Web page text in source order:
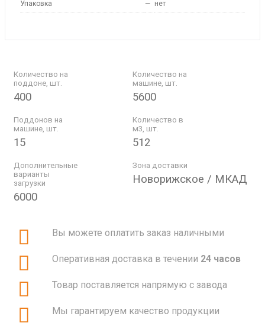
Упаковка — нет
Количество на
поддоне, шт.
400
Количество на
машине, шт.
5600
Поддонов на
машине, шт.
15
Количество в
м3, шт.
512
Дополнительные
варианты
загрузки
6000
Зона доставки
Новорижское / МКАД
Вы можете оплатить заказ наличными
Оперативная доставка в течении 24 часов
Товар поставляется напрямую с завода
Мы гарантируем качество продукции